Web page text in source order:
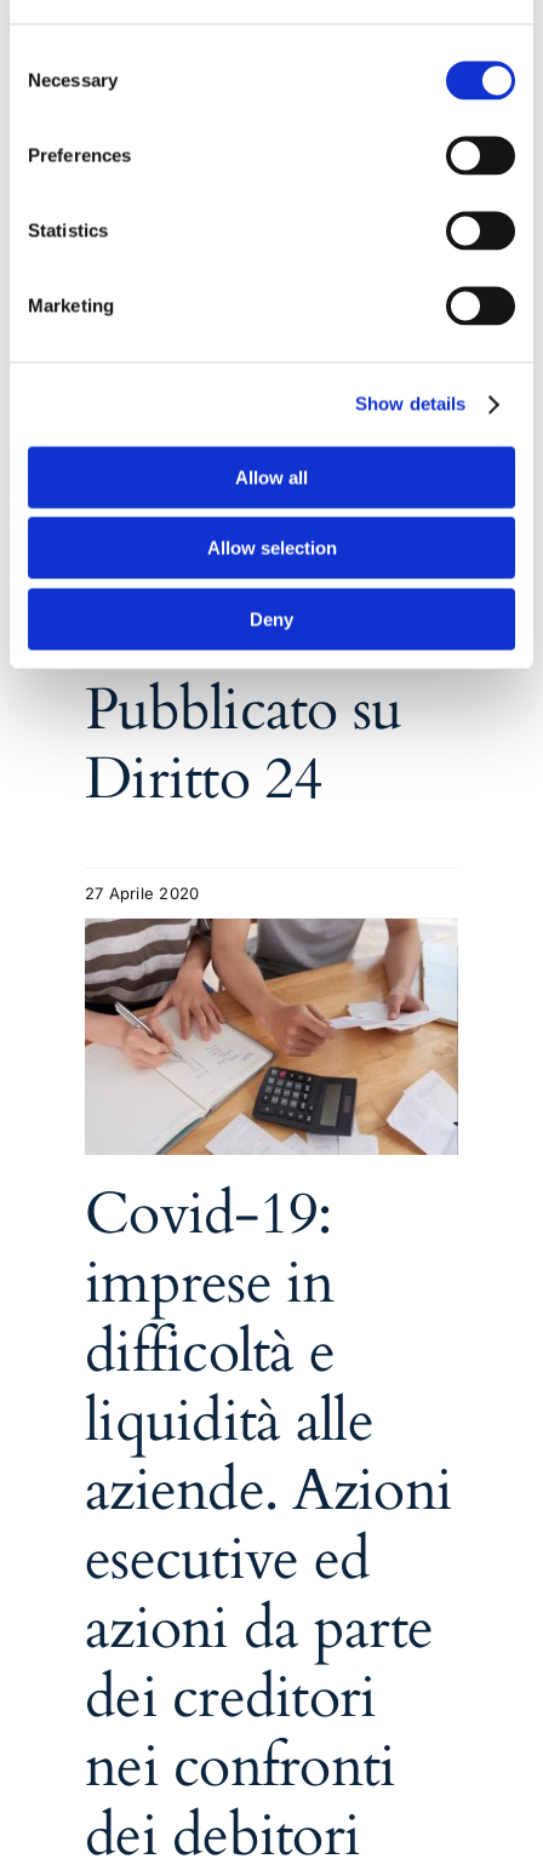
Selection
Necessary
Preferences
Statistics
Marketing
Show details
Allow all
Allow selection
Deny
Pt. 6: la
continuità
diretta e
indiretta.
Pubblicato su
Diritto 24
27 Aprile 2020
Covid-19:
imprese in
difficoltà e
liquidità alle
aziende. Azioni
esecutive ed
azioni da parte
dei creditori
nei confronti
dei debitori